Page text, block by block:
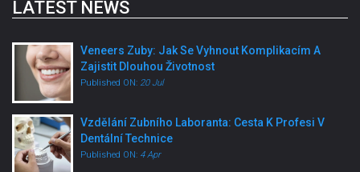
LATEST NEWS
Veneers Zuby: Jak Se Vyhnout Komplikacím A
Zajistit Dlouhou Životnost
Published ON: 20 Jul
Vzdělání Zubního Laboranta: Cesta K Profesi V
Dentální Technice
Published ON: 4 Apr